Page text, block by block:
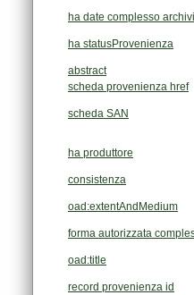
ha date complesso
ha statusProvenienza
abstract
scheda provenienza href
scheda SAN
ha produttore
consistenza
oad:extentAndMedium
forma autorizzata
oad:title
record provenienza id